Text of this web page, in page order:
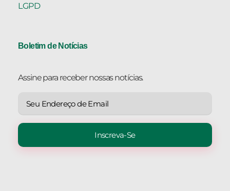
LGPD
Boletim de Notícias
Assine para receber nossas notícias.